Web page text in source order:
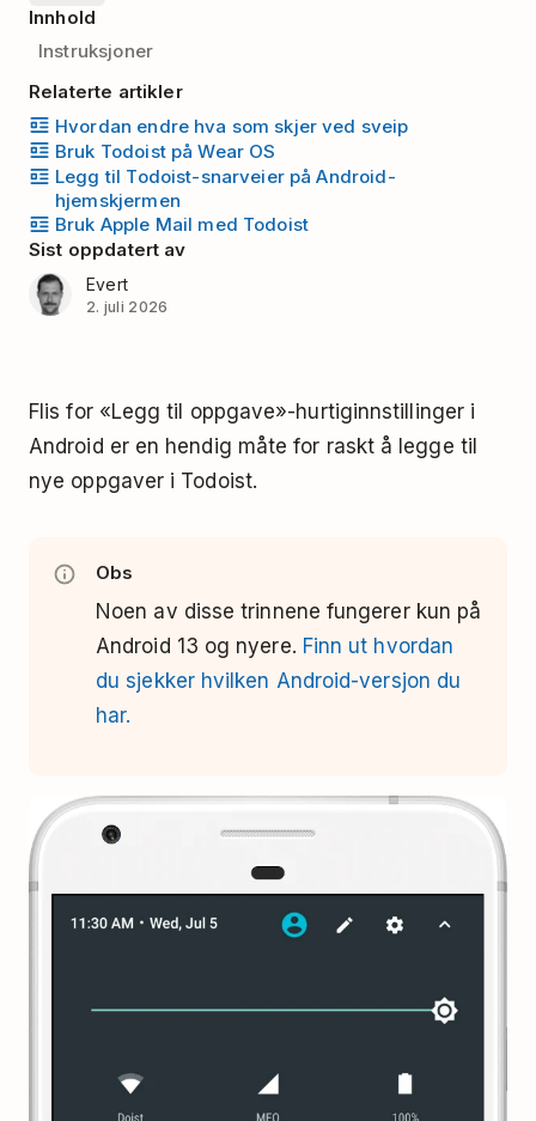
Innhold
Instruksjoner
Relaterte artikler
Hvordan endre hva som skjer ved sveip
Bruk Todoist på Wear OS
Legg til Todoist-snarveier på Android-
hjemskjermen
Bruk Apple Mail med Todoist
Sist oppdatert av
Evert
2. juli 2026
Flis for «Legg til oppgave»-hurtiginnstillinger i
Android er en hendig måte for raskt å legge til
nye oppgaver i Todoist.
Obs
Noen av disse trinnene fungerer kun på
Android 13 og nyere. Finn ut hvordan
du sjekker hvilken Android-versjon du
har.